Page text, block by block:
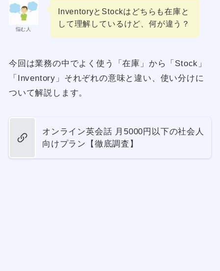
悩む人
InventoryとStockはどちらも在庫と
して理解しているけど、何が違う？
今回は業務の中でよく使う「在庫」から「Stock」
「Inventory」それぞれの意味と違い、使い分けに
ついて解説します。
オンライン英会話 月5000円以下の社会人
向けプラン【徹底調査】